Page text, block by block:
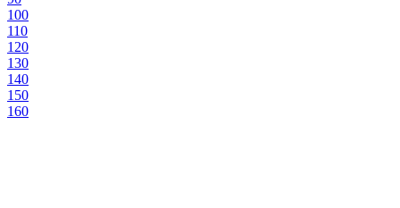
100
110
120
130
140
150
160